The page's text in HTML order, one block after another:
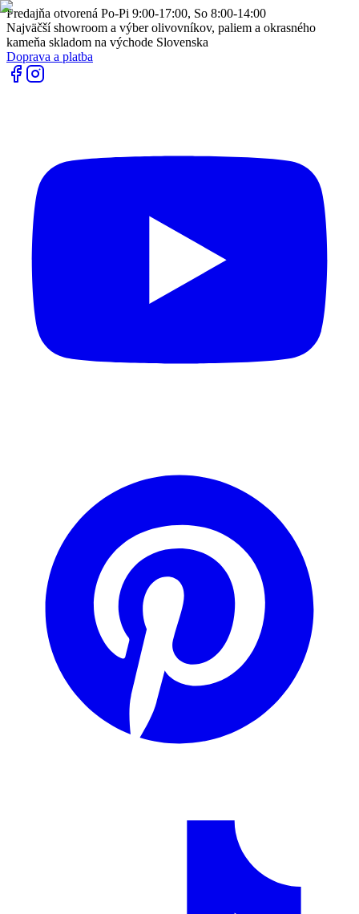
Predajňa otvorená Po-Pi 9:00-17:00, So 8:00-14:00
Najväčší showroom a výber olivovníkov, paliem a okrasného
kameňa skladom na východe Slovenska
Doprava a platba